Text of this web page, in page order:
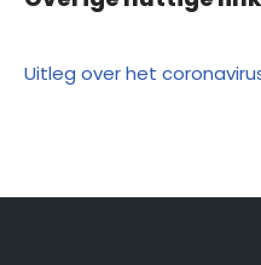
Uitleg over het